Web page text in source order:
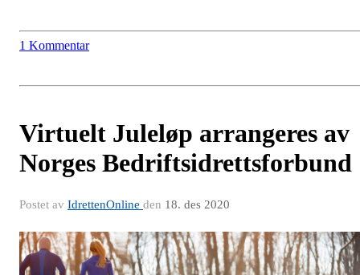
1 Kommentar
Virtuelt Juleløp arrangeres av
Norges Bedriftsidrettsforbund
Postet av IdrettenOnline den 18. des 2020